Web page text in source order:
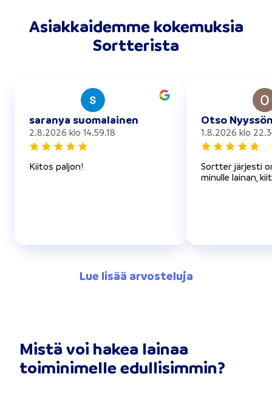
Asiakkaidemme kokemuksia
Sortterista
saranya suomalainen
2.8.2026 klo 14.59.18
Kiitos paljon!
Otso
1.8.2026 klo
Sortter järjesti
minulle lainan,
Lue lisää arvosteluja
Mistä voi hakea lainaa
toiminimelle edullisimmin?